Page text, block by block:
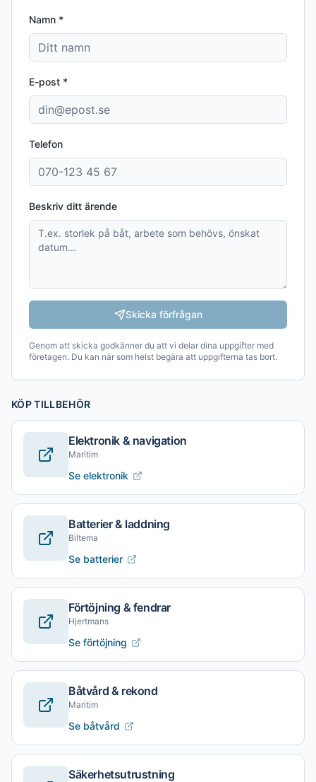
Namn *
E-post *
Telefon
Beskriv ditt ärende
Skicka förfrågan
Genom att skicka godkänner du att vi delar dina uppgifter med
företagen. Du kan när som helst begära att uppgifterna tas bort.
KÖP TILLBEHÖR
Elektronik & navigation
Maritim
Se elektronik
Batterier & laddning
Biltema
Se batterier
Förtöjning & fendrar
Hjertmans
Se förtöjning
Båtvård & rekond
Maritim
Se båtvård
Säkerhetsutrustning